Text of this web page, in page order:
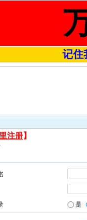
记住
注册】
是